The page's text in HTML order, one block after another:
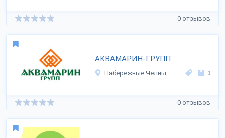
0 отзывов
АКВАМАРИН-ГРУПП
Набережные Челны 3
0 отзывов